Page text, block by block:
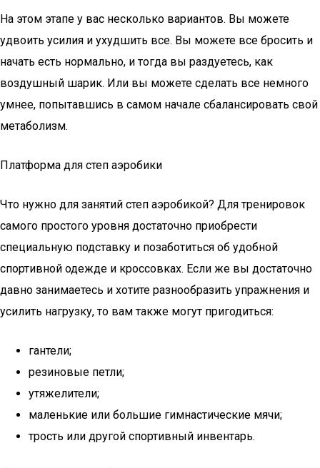
На этом этапе у вас несколько вариантов. Вы можете
удвоить усилия и ухудшить все. Вы можете все бросить и
начать есть нормально, и тогда вы раздуетесь, как
воздушный шарик. Или вы можете сделать все немного
умнее, попытавшись в самом начале сбалансировать свой
метаболизм.
Платформа для степ аэробики
Что нужно для занятий степ аэробикой? Для тренировок
самого простого уровня достаточно приобрести
специальную подставку и позаботиться об удобной
спортивной одежде и кроссовках. Если же вы достаточно
давно занимаетесь и хотите разнообразить упражнения и
усилить нагрузку, то вам также могут пригодиться:
гантели;
резиновые петли;
утяжелители;
маленькие или большие гимнастические мячи;
трость или другой спортивный инвентарь.